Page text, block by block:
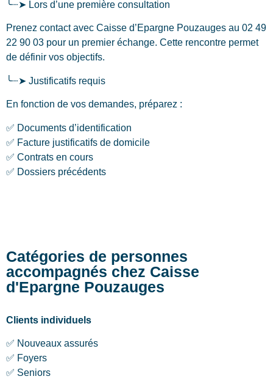
╰┈➤ Lors d’une première consultation
Prenez contact avec Caisse d’Epargne Pouzauges au 02 49
22 90 03 pour un premier échange. Cette rencontre permet
de définir vos objectifs.
╰┈➤ Justificatifs requis
En fonction de vos demandes, préparez :
✅ Documents d’identification
✅ Facture justificatifs de domicile
✅ Contrats en cours
✅ Dossiers précédents
Catégories de personnes
accompagnés chez Caisse
d'Epargne Pouzauges
Clients individuels
✅ Nouveaux assurés
✅ Foyers
✅ Seniors